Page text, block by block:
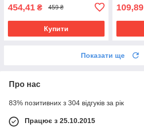
454,41 ₴ 459 ₴
Купити
109,89
Показати ще
Про нас
83% позитивних з 304 відгуків за рік
Працює з 25.10.2015